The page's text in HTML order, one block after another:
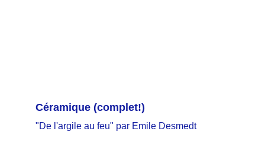
Céramique (complet!)
"De l'argile au feu" par Emile Desmedt